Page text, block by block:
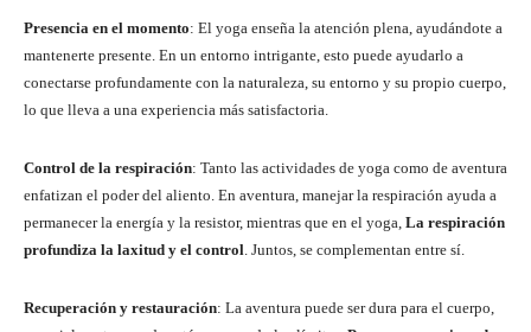
Presencia en el momento: El yoga enseña la atención plena, ayudándote a
mantenerte presente. En un entorno intrigante, esto puede ayudarlo a
conectarse profundamente con la naturaleza, su entorno y su propio cuerpo,
lo que lleva a una experiencia más satisfactoria.
Control de la respiración: Tanto las actividades de yoga como de aventura
enfatizan el poder del aliento. En aventura, manejar la respiración ayuda a
permanecer la energía y la resistor, mientras que en el yoga, La respiración
profundiza la laxitud y el control. Juntos, se complementan entre sí.
Recuperación y restauración: La aventura puede ser dura para el cuerpo,